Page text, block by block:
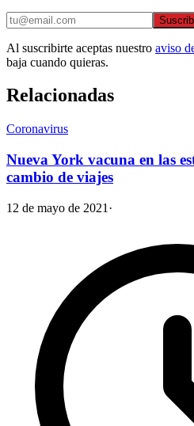
Al suscribirte aceptas nuestro aviso
baja cuando quieras.
Relacionadas
Coronavirus
Nueva York vacuna en las
cambio de viajes
12 de mayo de 2021 ·